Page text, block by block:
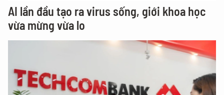
AI lần đầu tạo ra virus sống, giới khoa học
vừa mừng vừa lo